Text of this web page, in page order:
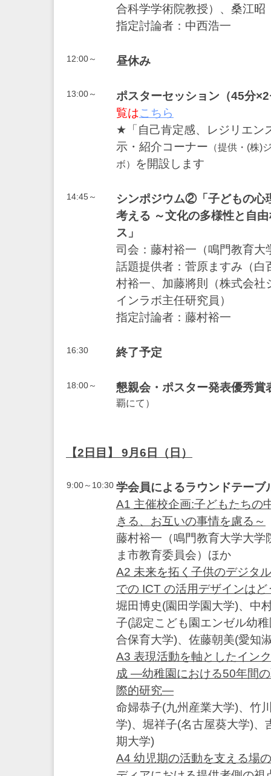
合科学学術院教授）、桑江昭
指定討論者：中西浩一
12:00～ 昼休み
13:00～
ポスターセッション（45分
覧はこちら
★「自己肯定感、レジリエン
示・紹介コーナー （提供・(株)
ボ）
を開設します
14:45～
シンポジウム②「子どもの心
考える ～文化の多様性と自
ス」
司会：藤村裕一（鳴門教育大
話題提供者：菅原ますみ（白
村裕一、加藤將則（株式会社
インラボ主任研究員）
指定討論者：藤村裕一
16:30 終了予定
18:00～ 懇親会・ポスター発表優秀賞
覇にて）
【2日目】 9月6日（日）
9:00～10:30 学会員によるラウンドテーブ
A1 主催校企画:子どもたちの
きる、お互いの事情を慮る～
藤村裕一（鳴門教育大学大学
ま市教育委員会）ほか
A2 未来を拓く子供のデジタ
での ICT の活用デザインは
堀田博史(園田学園大学)、中
子(認定こども園エンゼル幼
合保育大学)、佐藤朝美(愛知
A3 表現活動を軸としたイン
成 ―幼稚園における50年間
際的研究―
命婦恭子(九州産業大学)、竹
学)、堀祥子(名古屋葵大学)、
期大学)
A4 幼児期の活動を支える場